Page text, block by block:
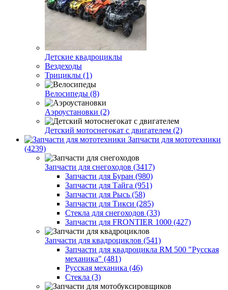
Детские квадроциклы
Вездеходы
Трициклы (1)
Велосипеды (8)
Аэроустановки (2)
Детский мотоснегокат с двигателем (2)
Запчасти для мототехники
(4239)
Запчасти для снегоходов (3417)
Запчасти для Буран (980)
Запчасти для Тайга (951)
Запчасти для Рысь (58)
Запчасти для Тикси (285)
Стекла для снегоходов (33)
Запчасти для FRONTIER 1000 (427)
Запчасти для квадроциклов (541)
Запчасти для квадроцикла RM 500 "Русская
механика" (481)
Русская механика (46)
Стекла (3)